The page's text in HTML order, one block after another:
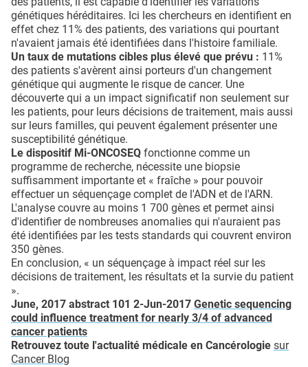
génétiques héréditaires. Ici les chercheurs en identifient en
effet chez 11% des patients, des variations qui pourtant
n'avaient jamais été identifiées dans l'histoire familiale.
Un taux de mutations cibles plus élevé que prévu : 11%
des patients s'avèrent ainsi porteurs d'un changement
génétique qui augmente le risque de cancer. Une
découverte qui a un impact significatif non seulement sur
les patients, pour leurs décisions de traitement, mais aussi
sur leurs familles, qui peuvent également présenter une
susceptibilité génétique.
Le dispositif Mi-ONCOSEQ fonctionne comme un
programme de recherche, nécessite une biopsie
suffisamment importante et « fraîche » pour pouvoir
effectuer un séquençage complet de l'ADN et de l'ARN.
L'analyse couvre au moins 1 700 gènes et permet ainsi
d'identifier de nombreuses anomalies qui n'auraient pas
été identifiées par les tests standards qui couvrent environ
350 gènes.
En conclusion, « un séquençage à impact réel sur les
décisions de traitement, les résultats et la survie du patient
».
June, 2017 abstract 101 2-Jun-2017 Genetic sequencing
could influence treatment for nearly 3/4 of advanced
cancer patients
Retrouvez toute l'actualité médicale en Cancérologie sur
Cancer Blog